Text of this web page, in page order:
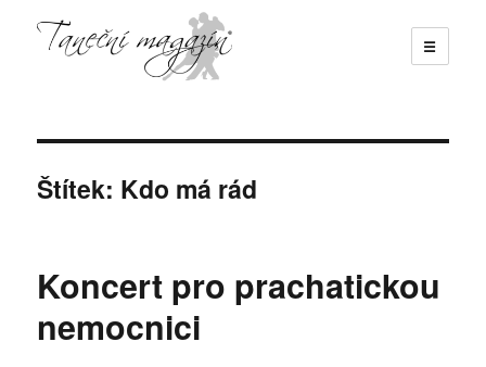
☰
Štítek: Kdo má rád
Koncert pro prachatickou
nemocnici